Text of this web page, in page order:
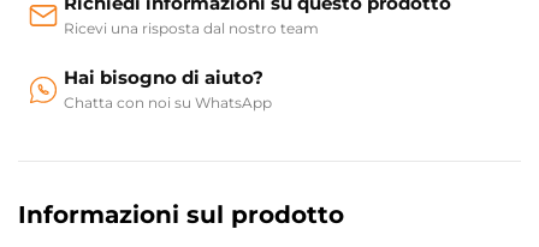
Ricevi una risposta dal nostro team
Hai bisogno di aiuto?
Chatta con noi su WhatsApp
Informazioni sul prodotto